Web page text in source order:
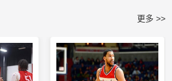
更多 >>